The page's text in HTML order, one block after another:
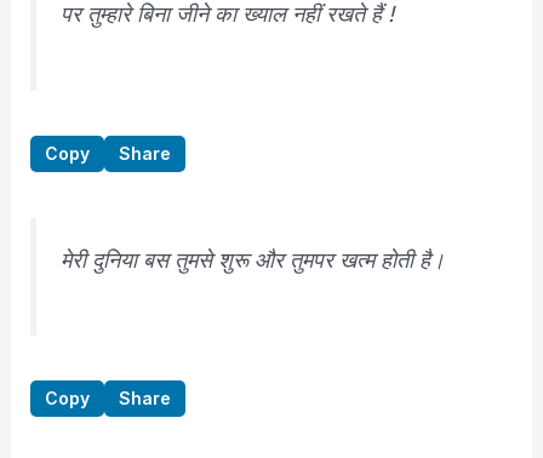
पर तुम्हारे बिना जीने का ख्याल नहीं रखते हैं !
Copy Share
मेरी दुनिया बस तुमसे शुरू और तुमपर खत्म होती है।
Copy Share